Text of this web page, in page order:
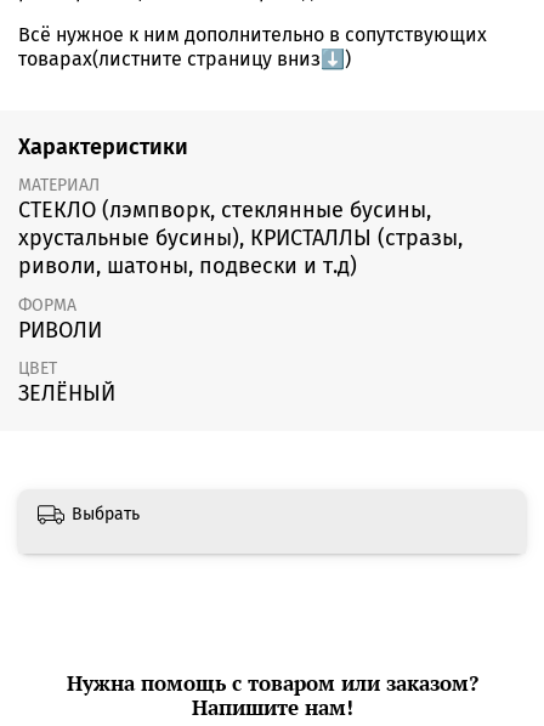
Всё нужное к ним дополнительно в сопутствующих
товарах(листните страницу вниз⬇️)
Характеристики
МАТЕРИАЛ
СТЕКЛО (лэмпворк, стеклянные бусины,
хрустальные бусины), КРИСТАЛЛЫ (стразы,
риволи, шатоны, подвески и т.д)
ФОРМА
РИВОЛИ
ЦВЕТ
ЗЕЛЁНЫЙ
Выбрать
Нужна помощь с товаром или заказом?
Напишите нам!